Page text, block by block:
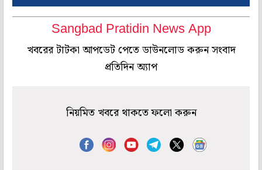
Sangbad Pratidin News App
খবরের টাটকা আপডেট পেতে ডাউনলোড করুন সংবাদ
প্রতিদিন অ্যাপ
নিয়মিত খবরে থাকতে ফলো করুন